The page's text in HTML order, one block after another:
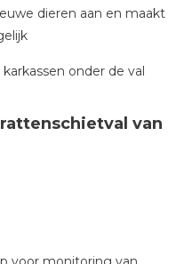
dieren aan en maakt
onder de val
van